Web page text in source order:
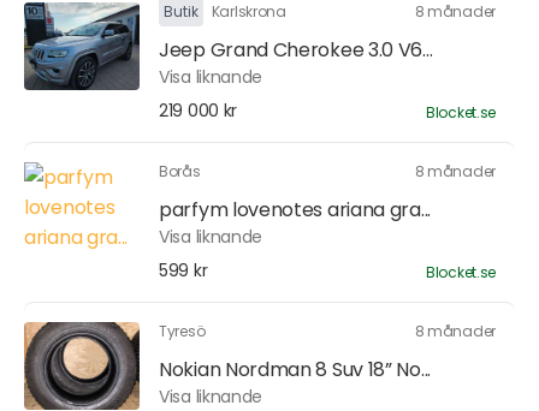
Butik Karlskrona 8 månader
Jeep Grand Cherokee 3.0 V6...
Visa liknande
219 000 kr
Blocket.se
Borås 8 månader
parfym lovenotes ariana gra...
Visa liknande
599 kr
Blocket.se
Tyresö 8 månader
Nokian Nordman 8 Suv 18” No...
Visa liknande